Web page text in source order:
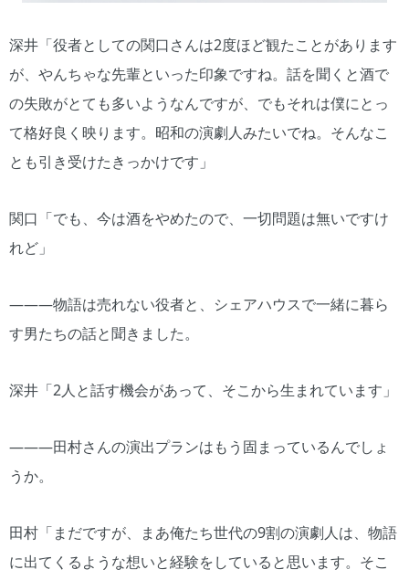
深井「役者としての関口さんは2度ほど観たことがあります
が、やんちゃな先輩といった印象ですね。話を聞くと酒で
の失敗がとても多いようなんですが、でもそれは僕にとっ
て格好良く映ります。昭和の演劇人みたいでね。そんなこ
とも引き受けたきっかけです」
関口「でも、今は酒をやめたので、一切問題は無いですけ
れど」
―――物語は売れない役者と、シェアハウスで一緒に暮ら
す男たちの話と聞きました。
深井「2人と話す機会があって、そこから生まれています」
―――田村さんの演出プランはもう固まっているんでしょ
うか。
田村「まだですが、まあ俺たち世代の9割の演劇人は、物語
に出てくるような想いと経験をしていると思います。そこ